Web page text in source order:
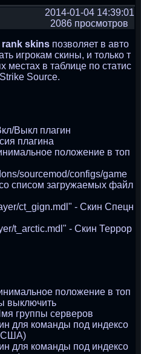
2014-01-04 14:39:01
2086 просмотров
rank skins позволяет в авто
игрокам скины, и только т
местах в таблице по статис
Source.
Выкл плагин
плагина
положение в топ
sourcemod/configs/game
списом загружаемых файл
ct_gign.mdl" - Скин Спецн
t_arctic.mdl" - Скин Террор
положение в топ
выключить
группы серверов
для команды под индексо
США)
для команды под индексо